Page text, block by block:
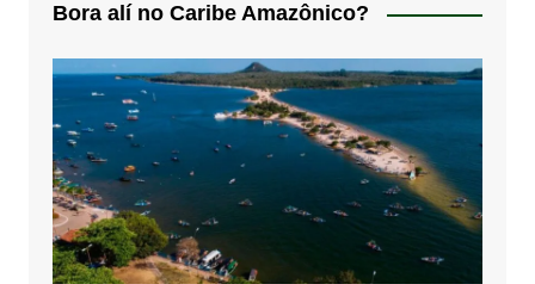
Bora alí no Caribe Amazônico?